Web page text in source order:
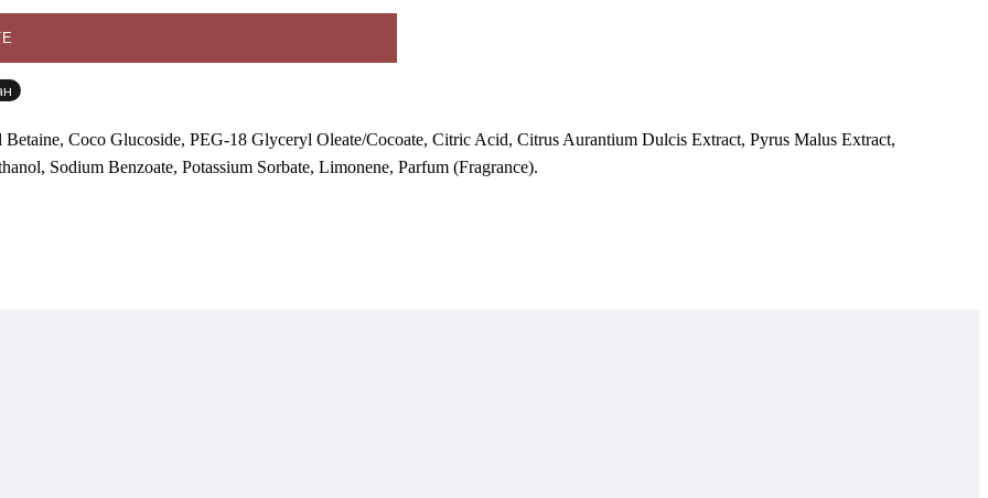
Coco Glucoside, PEG-18 Glyceryl Oleate/Cocoate, Citric Acid, Citrus Aurantium Dulcis Extract, Pyrus Malus Extract,
Sodium Benzoate, Potassium Sorbate, Limonene, Parfum (Fragrance).